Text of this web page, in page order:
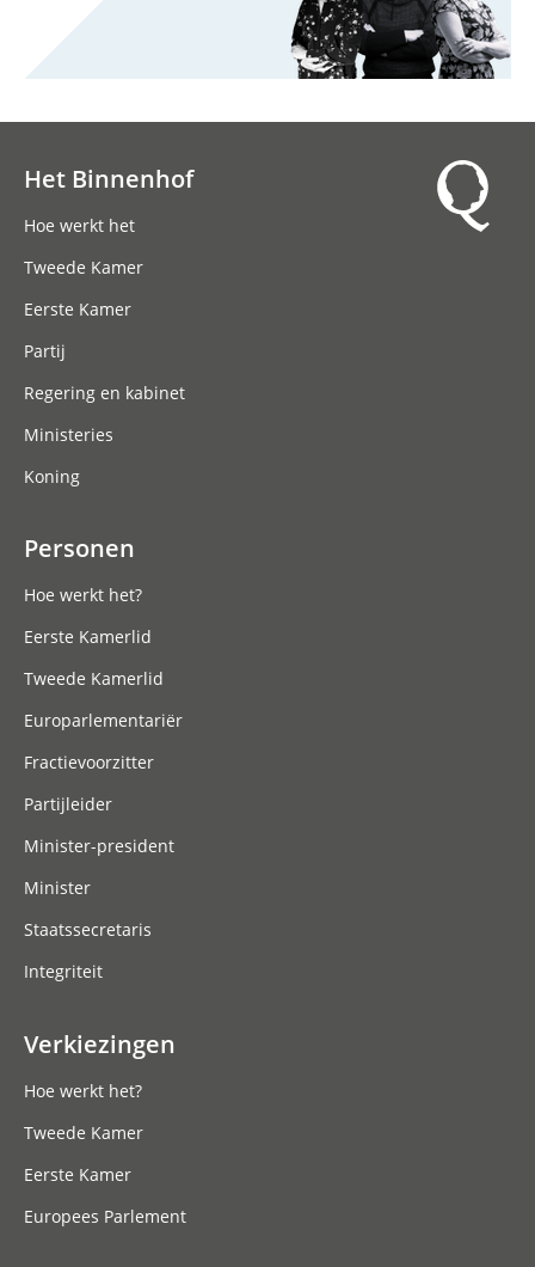
Het Binnenhof
Hoe werkt het
Tweede Kamer
Eerste Kamer
Partij
Regering en kabinet
Ministeries
Koning
Personen
Hoe werkt het?
Eerste Kamerlid
Tweede Kamerlid
Europarlementariër
Fractievoorzitter
Partijleider
Minister-president
Minister
Staatssecretaris
Integriteit
Verkiezingen
Hoe werkt het?
Tweede Kamer
Eerste Kamer
Europees Parlement